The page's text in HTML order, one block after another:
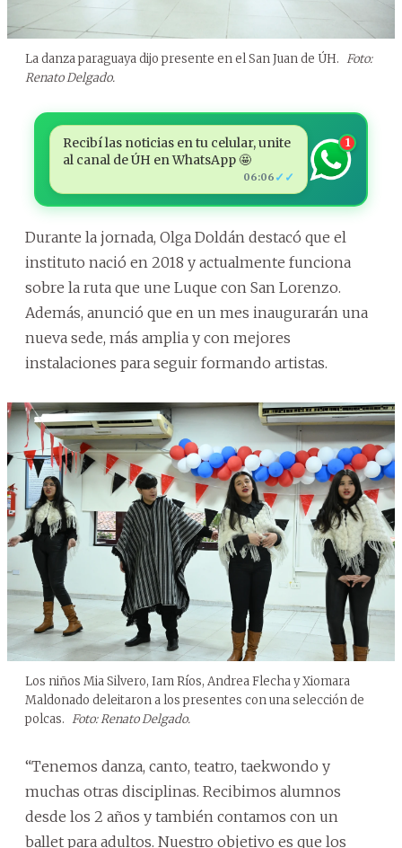
La danza paraguaya dijo presente en el San Juan de ÚH. Foto:
Renato Delgado.
Recibí las noticias en tu celular, unite
al canal de ÚH en WhatsApp 🤩
06:06 ✓✓
1
Durante la jornada, Olga Doldán destacó que el
instituto nació en 2018 y actualmente funciona
sobre la ruta que une Luque con San Lorenzo.
Además, anunció que en un mes inaugurarán una
nueva sede, más amplia y con mejores
instalaciones para seguir formando artistas.
Los niños Mia Silvero, Iam Ríos, Andrea Flecha y Xiomara
Maldonado deleitaron a los presentes con una selección de
polcas. Foto: Renato Delgado.
“Tenemos danza, canto, teatro, taekwondo y
muchas otras disciplinas. Recibimos alumnos
desde los 2 años y también contamos con un
ballet para adultos. Nuestro objetivo es que los